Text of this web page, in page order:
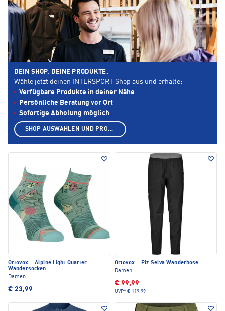
Ortovox · Alpine Light Quarter
Wandersocken
Damen
€ 23,99
Ortovox · Piz Selva Wanderhose
Damen
€ 99,99
UVP* € 119,99
DEIN SHOP. DEINE PRODUKTE.
Wähle jetzt deinen INTERSPORT Shop aus und erhalte:
Verfügbare Produkte in deiner Nähe
Persönliche Beratung vor Ort
Sofortige Abholung möglich
SHOP AUSWÄHLEN UND PRODUKTE ANZEIGEN